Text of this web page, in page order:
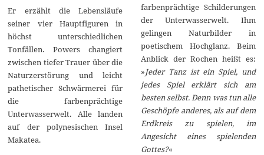
Er erzählt die Lebensläufe
seiner vier Hauptfiguren in
höchst unterschiedlichen
Tonfällen. Powers changiert
zwischen tiefer Trauer über die
Naturzerstörung und leicht
pathetischer Schwärmerei für
die farbenprächtige
Unterwasserwelt. Alle landen
auf der polynesischen Insel
Makatea.
farbenprächtige Schilderungen
der Unterwasserwelt. Ihm
gelingen Naturbilder in
poetischem Hochglanz. Beim
Anblick der Rochen heißt es:
»Jeder Tanz ist ein Spiel, und
jedes Spiel erklärt sich am
besten selbst. Denn was tun alle
Geschöpfe anderes, als auf dem
Erdkreis zu spielen, im
Angesicht eines spielenden
Gottes?«